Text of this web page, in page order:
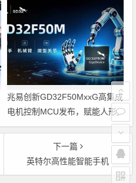
兆易创新GD32F50MxxG高集成
电机控制MCU发布，赋能人形
机器人关节驱动革新
下一篇
英特尔高性能智能手机